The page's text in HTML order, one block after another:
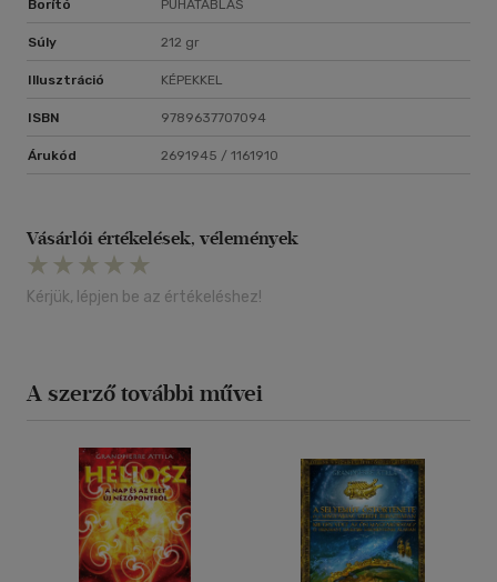
Borító PUHATÁBLÁS
Súly 212 gr
Illusztráció KÉPEKKEL
ISBN 9789637707094
Árukód 2691945 / 1161910
Vásárlói értékelések, vélemények
Kérjük, lépjen be az értékeléshez!
A szerző további művei